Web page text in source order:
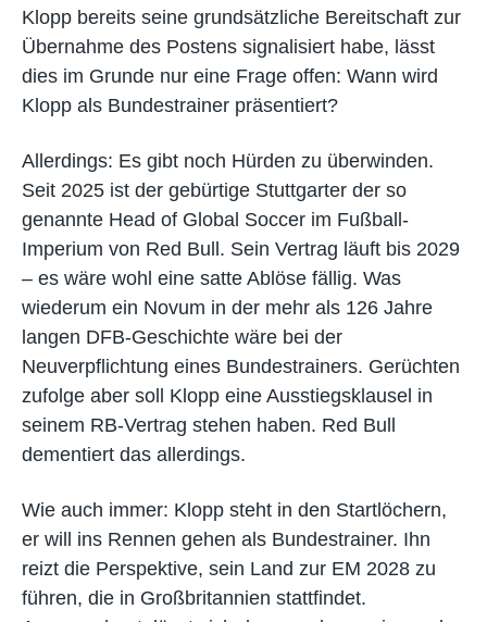
Klopp bereits seine grundsätzliche Bereitschaft zur
Übernahme des Postens signalisiert habe, lässt
dies im Grunde nur eine Frage offen: Wann wird
Klopp als Bundestrainer präsentiert?
Allerdings: Es gibt noch Hürden zu überwinden.
Seit 2025 ist der gebürtige Stuttgarter der so
genannte Head of Global Soccer im Fußball-
Imperium von Red Bull. Sein Vertrag läuft bis 2029
– es wäre wohl eine satte Ablöse fällig. Was
wiederum ein Novum in der mehr als 126 Jahre
langen DFB-Geschichte wäre bei der
Neuverpflichtung eines Bundestrainers. Gerüchten
zufolge aber soll Klopp eine Ausstiegsklausel in
seinem RB-Vertrag stehen haben. Red Bull
dementiert das allerdings.
Wie auch immer: Klopp steht in den Startlöchern,
er will ins Rennen gehen als Bundestrainer. Ihn
reizt die Perspektive, sein Land zur EM 2028 zu
führen, die in Großbritannien stattfindet.